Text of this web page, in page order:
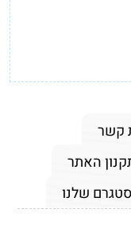
קשר
האתר
שלנו